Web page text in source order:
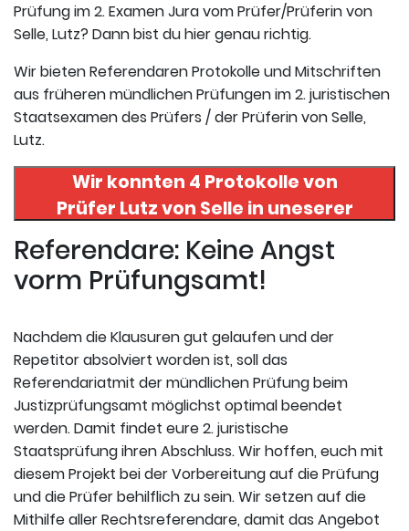
Prüfung im 2. Examen Jura vom Prüfer/Prüferin von
Selle, Lutz? Dann bist du hier genau richtig.
Wir bieten Referendaren Protokolle und Mitschriften
aus früheren mündlichen Prüfungen im 2. juristischen
Staatsexamen des Prüfers / der Prüferin von Selle,
Lutz.
Wir konnten 4 Protokolle von
Prüfer Lutz von Selle in uneserer
Datenbank finden. Hier
registrieren und die Protokolle
abrufen.
Referendare: Keine Angst
vorm Prüfungsamt!
Nachdem die Klausuren gut gelaufen und der
Repetitor absolviert worden ist, soll das
Referendariatmit der mündlichen Prüfung beim
Justizprüfungsamt möglichst optimal beendet
werden. Damit findet eure 2. juristische
Staatsprüfung ihren Abschluss. Wir hoffen, euch mit
diesem Projekt bei der Vorbereitung auf die Prüfung
und die Prüfer behilflich zu sein. Wir setzen auf die
Mithilfe aller Rechtsreferendare, damit das Angebot